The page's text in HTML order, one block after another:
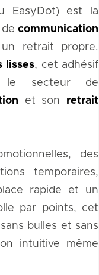
EasyDot) est la
communication
retrait propre.
lisses, cet adhésif
le secteur de
et son retrait
des
temporaires,
rapide et un
par points, cet
bulles et sans
intuitive même